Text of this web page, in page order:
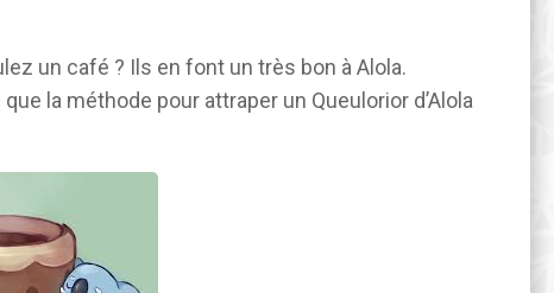
un café ? Ils en font un très bon à Alola.
la méthode pour attraper un Queulorior d’Alola